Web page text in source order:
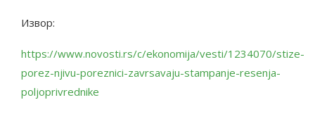
Извор:
https://www.novosti.rs/c/ekonomija/vesti/1234070/stize-
porez-njivu-poreznici-zavrsavaju-stampanje-resenja-
poljoprivrednike